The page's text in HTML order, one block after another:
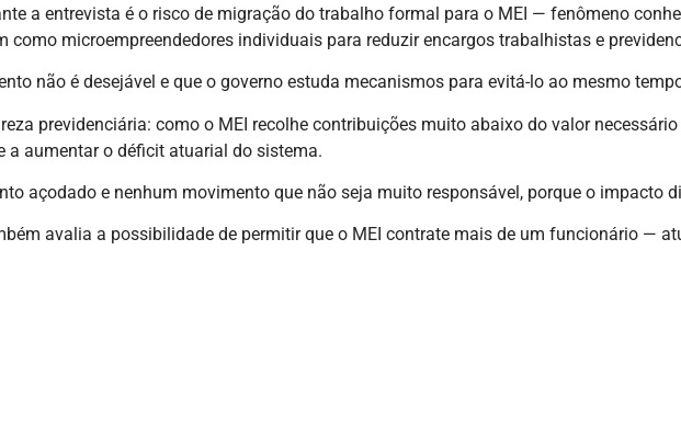
a entrevista é o risco de migração do trabalho formal para o MEI — fenômeno
microempreendedores individuais para reduzir encargos trabalhistas e
não é desejável e que o governo estuda mecanismos para evitá-lo ao mesmo
previdenciária: como o MEI recolhe contribuições muito abaixo do valor
aumentar o déficit atuarial do sistema.
açodado e nenhum movimento que não seja muito responsável, porque o impacto
avalia a possibilidade de permitir que o MEI contrate mais de um funcionário —